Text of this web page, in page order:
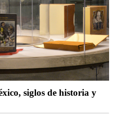
siglos de historia y